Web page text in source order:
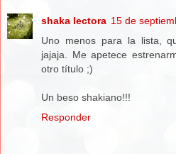
shaka lectora 15 de
Uno menos para la lista,
jajaja. Me apetece
otro título ;)
Un beso shakiano!!!
Responder